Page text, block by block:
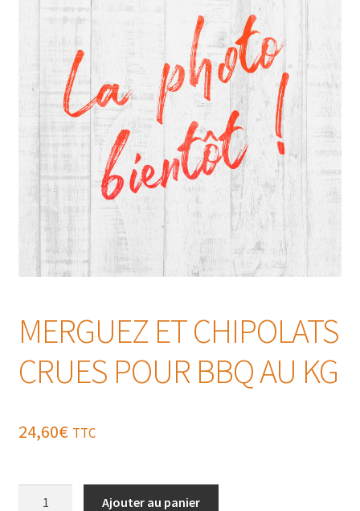
MON COMPTE
MERGUEZ ET CHIPOLATS
CRUES POUR BBQ AU KG
24,60€ TTC
Ajouter au panier